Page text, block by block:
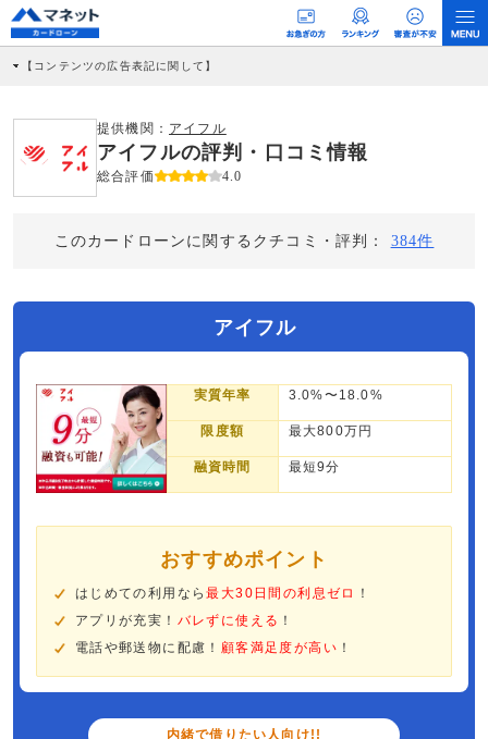
【コンテンツの広告表記に関して】
社に対して企業から紹介報酬が支払われるという収益モデルです。 ただし、特定の
商品を根拠なくPRするものではなく、当編集部の調査／ユーザーへの口コミ収集な
どに基づき、公平性を担保した情報提供を行っています。
>提携企業一覧
提供機関： アイフル
アイフルの評判・口コミ情報
総合評価 4.0
このカードローンに関するクチコミ・評判： 384件
アイフル
実質年率 3.0%〜18.0%
限度額 最大800万円
融資時間 最短9分
おすすめポイント
はじめての利用なら最大30日間の利息ゼロ
！
アプリが充実！ バレずに使える ！
電話や郵送物に配慮！ 顧客満足度が高い ！
内緒で借りたい人向け!!